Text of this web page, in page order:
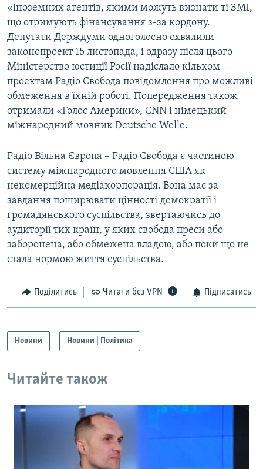
«іноземних агентів, якими можуть визнати ті ЗМІ,
що отримують фінансування з-за кордону.
Депутати Держдуми одноголосно схвалили
законопроект 15 листопада, і одразу після цього
Міністерство юстиції Росії надіслало кільком
проектам Радіо Свобода повідомлення про можливі
обмеження в їхній роботі. Попередження також
отримали «Голос Америки», CNN і німецький
міжнародний мовник Deutsche Welle.
Радіо Вільна Європа – Радіо Свобода є частиною
систему міжнародного мовлення США як
некомерційна медіакорпорація. Вона має за
завдання поширювати цінності демократії і
громадянського суспільства, звертаючись до
аудиторії тих країн, у яких свобода преси або
заборонена, або обмежена владою, або поки що не
стала нормою життя суспільства.
Поділитись Читати без VPN Підписатись
Новини Новини | Політика
Читайте також